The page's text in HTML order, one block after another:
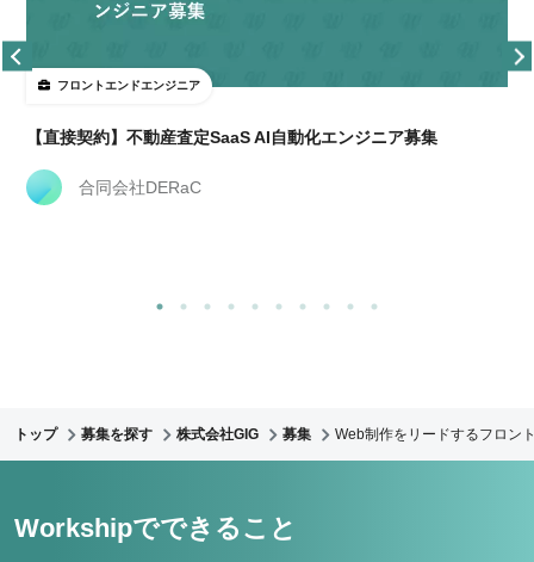
フロントエンドエンジニア
【直接契約】不動産査定SaaS AI自動化エンジニア募集
合同会社DERaC
トップ 募集を探す 株式会社GIG 募集 Web制作をリードするフロン
Workshipでできること